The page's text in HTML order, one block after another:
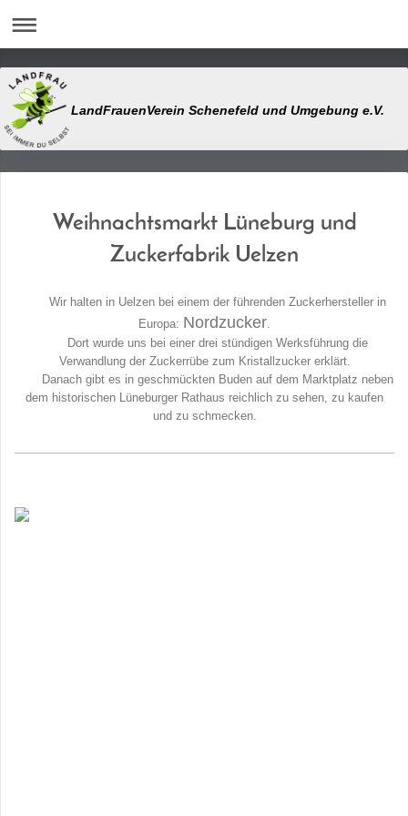
LandFrauenVerein Schenefeld und Umgebung e.V.
Weihnachtsmarkt Lüneburg und
Zuckerfabrik Uelzen
Wir halten in Uelzen bei einem der führenden Zuckerhersteller in
Europa: Nordzucker.
Dort wurde uns bei einer drei stündigen Werksführung die
Verwandlung der Zuckerrübe zum Kristallzucker erklärt.
Danach gibt es in geschmückten Buden auf dem Marktplatz neben
dem historischen Lüneburger Rathaus reichlich zu sehen, zu kaufen
und zu schmecken.